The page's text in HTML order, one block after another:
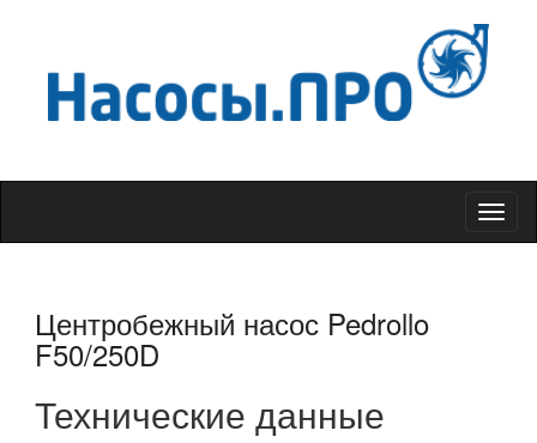
Меню
Центробежный насос Pedrollo
F50/250D
Технические данные